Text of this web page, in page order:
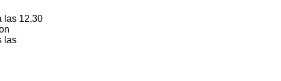
las 12,30
las